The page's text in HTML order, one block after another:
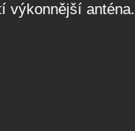
výkonnější anténa.